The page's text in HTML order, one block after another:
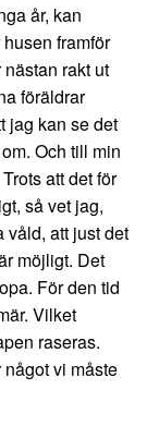
år, kan
framför
rakt ut
föräldrar
jag kan se det
Och till min
att det för
så vet jag,
våld, att just det
möjligt. Det
För den tid
Vilket
raseras.
vi måste